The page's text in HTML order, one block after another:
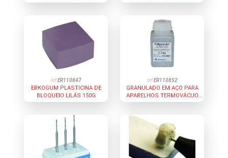
400G
ref:ER110847
ERKOGUM PLASTICINA DE
BLOQUEIO LILÁS 150G
ref:ER110852
GRANULADO EM AÇO PARA
APARELHOS TERMOVÁCUO
1,3KG